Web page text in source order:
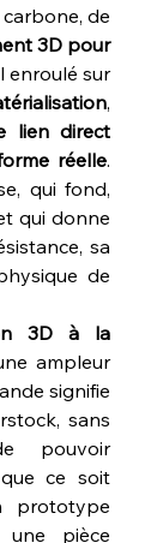
de
3D pour
enroulé sur
lien direct
réelle.
qui fond,
qui donne
sa
de
3D à la
ampleur
signifie
sans
intermédiaire. Cela implique de pouvoir
ce soit
prototype
une pièce